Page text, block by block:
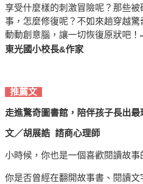
享受什麼樣的刺激冒險呢？那些
事，怎麼修復呢？不如來趟穿越驚
動動創意腦，讓一切恢復原狀吧！
東光國小校長&作家
推薦文
走進驚奇圖書館，陪伴孩子長出最
文／胡展誥 諮商心理師
小時候，你也是一個喜歡閱讀故事
你是否曾經在翻開故事書、閱讀文